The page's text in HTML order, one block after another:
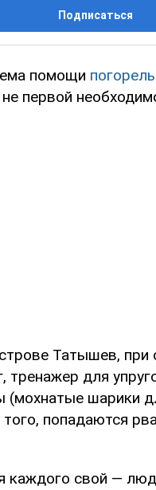
Подписаться
помощи
первой
Татышев,
тренажер для
(мохнатые шарики
попадаются
каждого свой —